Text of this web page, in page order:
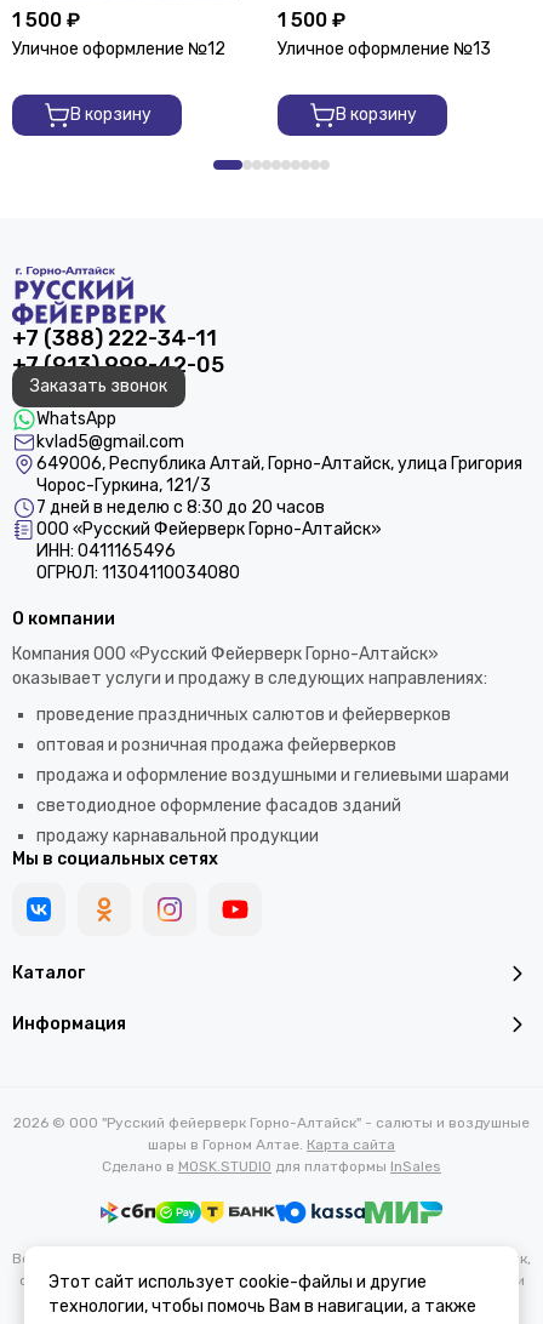
1 500 ₽
Уличное оформление №12
В корзину
1 500 ₽
Уличное оформление №13
В корзину
+7 (388) 222-34-11
+7 (913) 999-42-05
Заказать звонок
WhatsApp
kvlad5@gmail.com
649006, Республика Алтай, Горно-Алтайск, улица Григория
Чорос-Гуркина, 121/3
7 дней в неделю с 8:30 до 20 часов
ООО «Русский Фейерверк Горно-Алтайск»
ИНН: 0411165496
ОГРЮЛ: 11304110034080
Каталог
Информация
О компании
Компания ООО «Русский Фейерверк Горно-Алтайск»
оказывает услуги и продажу в следующих направлениях:
проведение праздничных салютов и фейерверков
оптовая и розничная продажа фейерверков
продажа и оформление воздушными и гелиевыми шарами
светодиодное оформление фасадов зданий
продажу карнавальной продукции
Мы в социальных сетях
2026 © ООО "Русский фейерверк Горно-Алтайск" - салюты и воздушные
шары в Горном Алтае. Карта сайта
Сделано в MOSK.STUDIO для платформы InSales
Вся представленная на сайте информация, касающаяся характеристик,
стоимости товаров и услуг, носит информационный характер и ни при
каких условиях не является публичной офертой, определяемой
Этот сайт использует cookie-файлы и другие
технологии, чтобы помочь Вам в навигации, а также